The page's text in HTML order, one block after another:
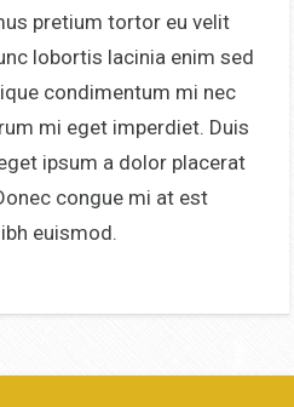
pretium tortor eu velit
lobortis lacinia enim sed
condimentum mi nec
mi eget imperdiet. Duis
ipsum a dolor placerat
congue mi at est
euismod.